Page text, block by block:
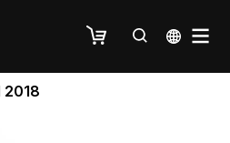
2018